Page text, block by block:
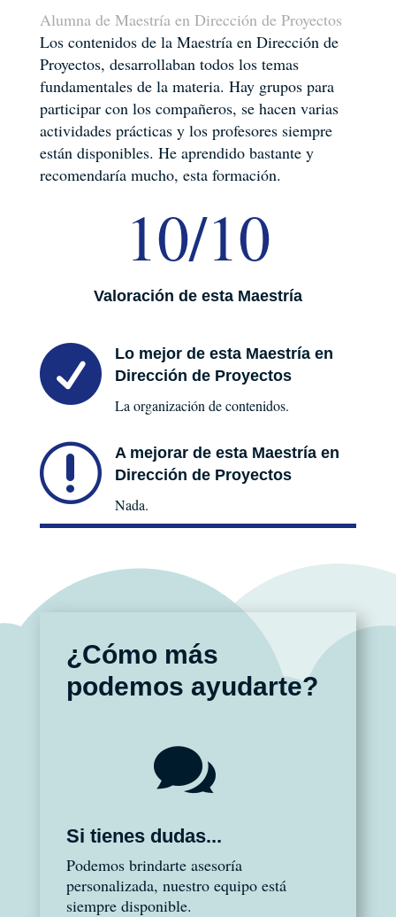
Alumna de Maestría en Dirección de Proyectos
Los contenidos de la Maestría en Dirección de
Proyectos, desarrollaban todos los temas
fundamentales de la materia. Hay grupos para
participar con los compañeros, se hacen varias
actividades prácticas y los profesores siempre
están disponibles. He aprendido bastante y
recomendaría mucho, esta formación.
10/10
Valoración de esta Maestría

Lo mejor de esta Maestría en
Dirección de Proyectos
La organización de contenidos.
r
A mejorar de esta Maestría en
Dirección de Proyectos
Nada.
¿Cómo más
podemos ayudarte?

Si tienes dudas...
Podemos brindarte asesoría
personalizada, nuestro equipo está
siempre disponible.